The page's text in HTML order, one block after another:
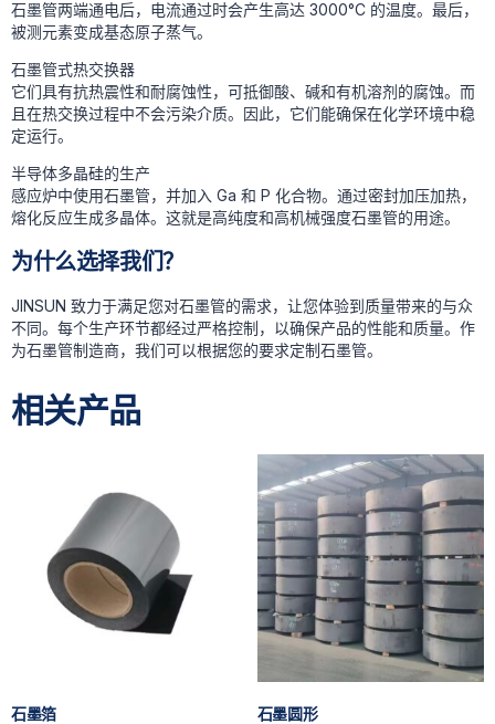
石墨管两端通电后，电流通过时会产生高达 3000°C 的温度。最后，
被测元素变成基态原子蒸气。
石墨管式热交换器
它们具有抗热震性和耐腐蚀性，可抵御酸、碱和有机溶剂的腐蚀。而
且在热交换过程中不会污染介质。因此，它们能确保在化学环境中稳
定运行。
半导体多晶硅的生产
感应炉中使用石墨管，并加入 Ga 和 P 化合物。通过密封加压加热，
熔化反应生成多晶体。这就是高纯度和高机械强度石墨管的用途。
为什么选择我们？
JINSUN 致力于满足您对石墨管的需求，让您体验到质量带来的与众
不同。每个生产环节都经过严格控制，以确保产品的性能和质量。作
为石墨管制造商，我们可以根据您的要求定制石墨管。
相关产品
石墨箔 石墨圆形